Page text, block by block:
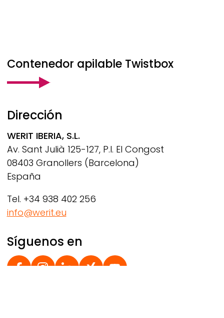
Contenedor apilable Twistbox
Dirección
WERIT IBERIA, S.L.
Av. Sant Julià 125-127, P.I. El Congost
08403 Granollers (Barcelona)
España
Tel. +34 938 402 256
info@werit.eu
Síguenos en
Social Footer